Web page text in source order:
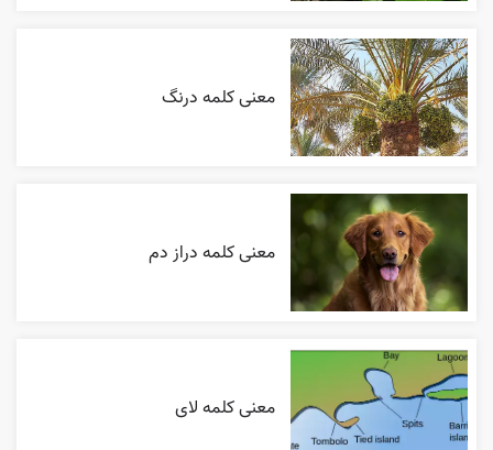
معنی کلمه درنگ
معنی کلمه دراز دم
معنی کلمه لای